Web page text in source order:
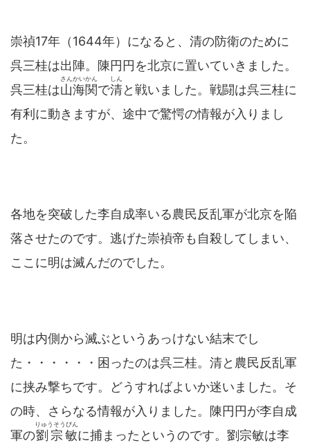
崇禎17年（1644年）になると、清の防衛のために
呉三桂は出陣。陳円円を北京に置いていきました。
呉三桂は山海関
さんかいかん
で清
しん
と戦いました。戦闘は呉三桂に
有利に動きますが、途中で驚愕の情報が入りまし
た。
各地を突破した李自成率いる農民反乱軍が北京を陥
落させたのです。逃げた崇禎帝も自殺してしまい、
ここに明は滅んだのでした。
明は内側から滅ぶというあっけない結末でし
た・・・・・・困ったのは呉三桂。清と農民反乱軍
に挟み撃ちです。どうすればよいか迷いました。そ
の時、さらなる情報が入りました。陳円円が李自成
軍の劉宗敏
りゅうそうびん
に捕まったというのです。劉宗敏は李